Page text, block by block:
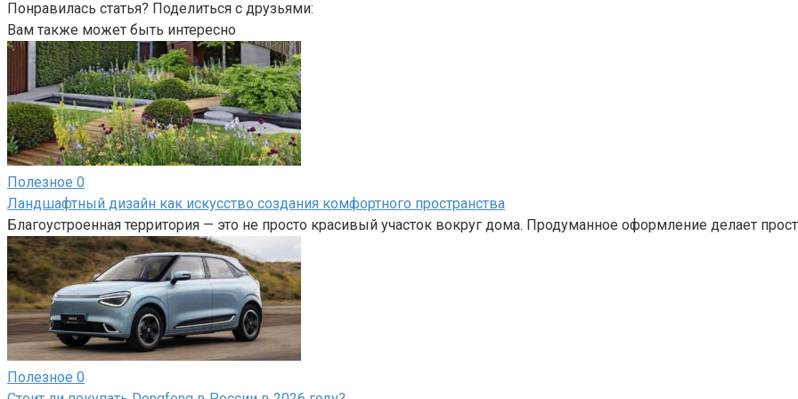
Понравилась статья? Поделиться с друзьями:
Вам также может быть интересно
Полезное 0
Ландшафтный дизайн как искусство создания комфортного пространства
Благоустроенная территория — это не просто красивый участок вокруг дома. Продуманное оформление делает
Полезное 0